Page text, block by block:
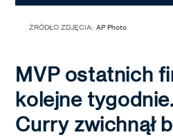
ŹRÓDŁO ZDJĘCIA: AP Photo
MVP ostatnich
kolejne
Curry zwichnął